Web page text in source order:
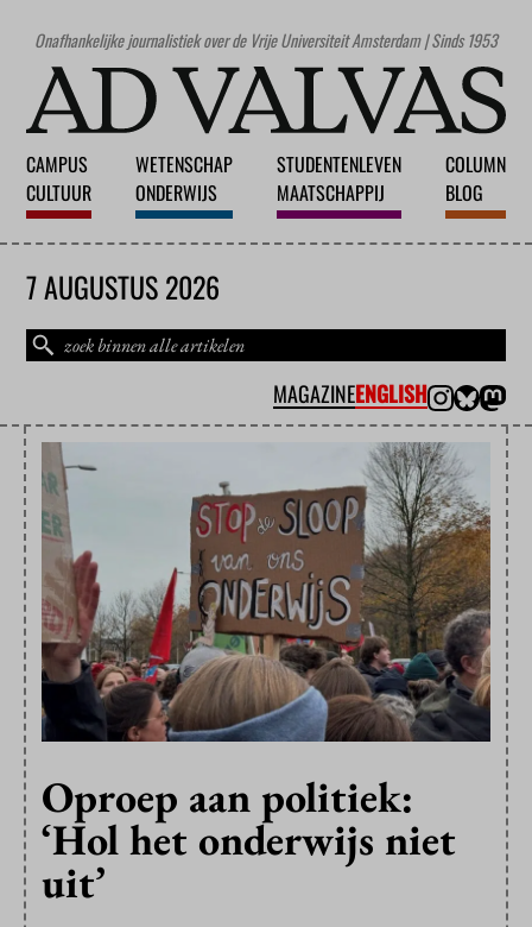
Onafhankelijke journalistiek over de Vrije Universiteit Amsterdam | Sinds 1953
CAMPUS
CULTUUR
WETENSCHAP
ONDERWIJS
STUDENTENLEVEN
MAATSCHAPPIJ
COLUMN
BLOG
7 AUGUSTUS 2026
MAGAZINEENGLISH
Oproep aan politiek:
‘Hol het onderwijs niet
uit’